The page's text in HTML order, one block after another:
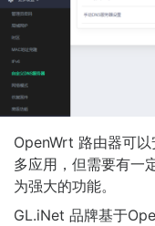
OpenWrt 路由器可
多应用，但需要有一
为强大的功能。
GL.iNet 品牌基于